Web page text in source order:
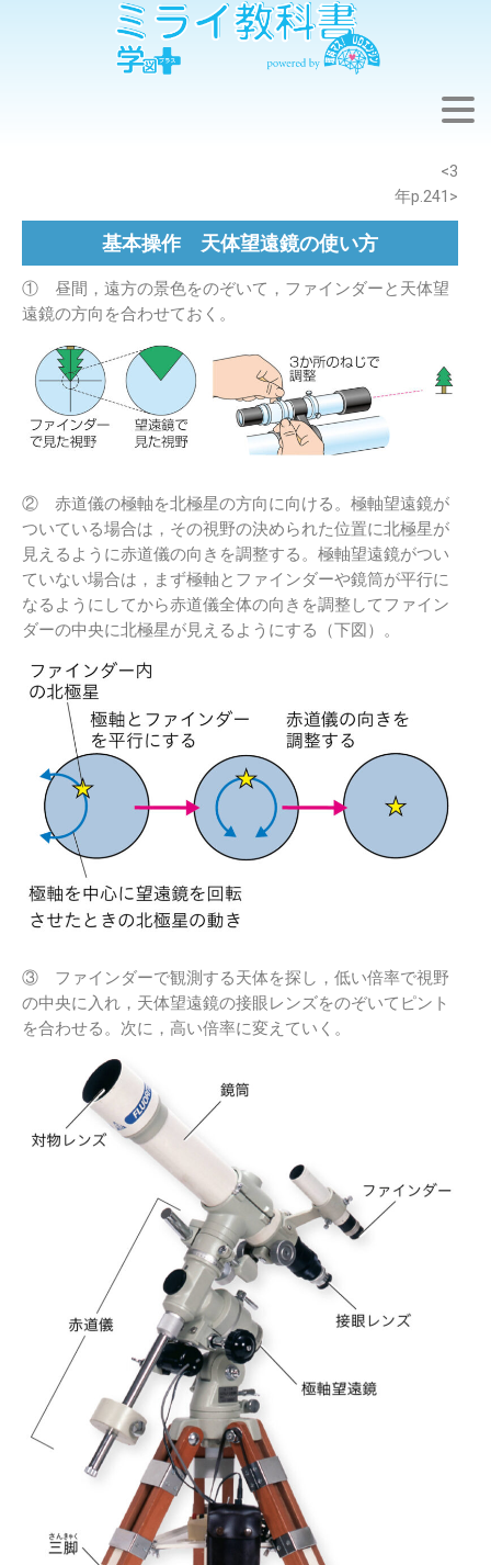
<3
年p.241>
基本操作 天体望遠鏡の使い方
① 昼間，遠方の景色をのぞいて，ファインダーと天体望
遠鏡の方向を合わせておく。
② 赤道儀の極軸を北極星の方向に向ける。極軸望遠鏡が
ついている場合は，その視野の決められた位置に北極星が
見えるように赤道儀の向きを調整する。極軸望遠鏡がつい
ていない場合は，まず極軸とファインダーや鏡筒が平行に
なるようにしてから赤道儀全体の向きを調整してファイン
ダーの中央に北極星が見えるようにする（下図）。
③ ファインダーで観測する天体を探し，低い倍率で視野
の中央に入れ，天体望遠鏡の接眼レンズをのぞいてピント
を合わせる。次に，高い倍率に変えていく。